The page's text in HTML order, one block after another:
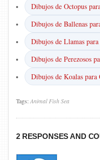
Dibujos de Octopus
Dibujos de Ballenas
Dibujos de Llamas
Dibujos de Perezosos
Dibujos de Koalas para
Tags:Animal FishSea
2 RESPONSES AND